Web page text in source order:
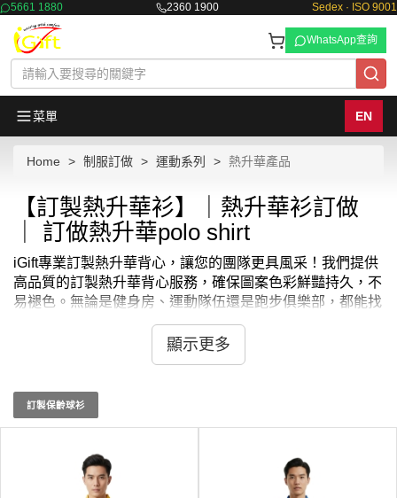
5661 1880 2360 1900 Sedex · ISO 9001
WhatsApp查詢
菜單 EN
Home 制服訂做 運動系列 熱升華產品
【訂製熱升華衫】｜熱升華衫訂做
｜ 訂做熱升華polo shirt
iGift專業訂製熱升華背心，讓您的團隊更具風采！我們提供
高品質的訂製熱升華背心服務，確保圖案色彩鮮豔持久，不
易褪色。無論是健身房、運動隊伍還是跑步俱樂部，都能找
到理想的款式與設計。採用高彈性、透氣的面料，結合專業
人體工學剪裁，讓每位成員穿得舒適自在。iGift更支援客製
化印刷與刺繡，展現獨一無二的團隊精神。選擇iGift訂製熱
的團隊魅力四射！了解更多，請訪問我們的官網。熱升華產
品最少訂購量 -MOQ: 10件起 ； 價格：HKD40 / 起, 視乎數
顯示更多
訂製保齡球衫